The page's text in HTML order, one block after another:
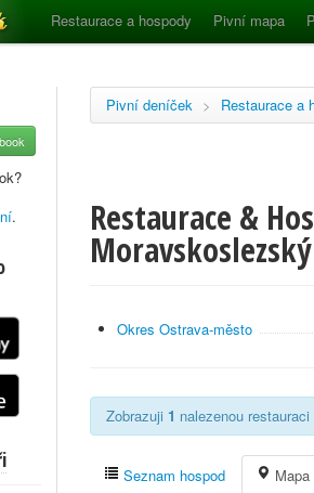
Restaurace a hospody Pivní mapa
.
Pivní deníček > Restaurace a
Restaurace &
Okres Ostrava-město
Zobrazuji 1 nalezenou
Seznam hospod